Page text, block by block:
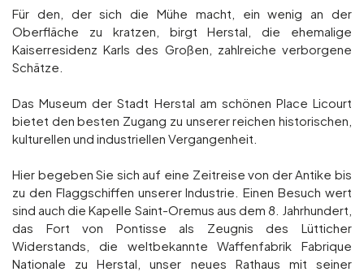
Für den, der sich die Mühe macht, ein wenig an der
Oberfläche zu kratzen, birgt Herstal, die ehemalige
Kaiserresidenz Karls des Großen, zahlreiche verborgene
Schätze.
Das Museum der Stadt Herstal am schönen Place Licourt
bietet den besten Zugang zu unserer reichen historischen,
kulturellen und industriellen Vergangenheit.
Hier begeben Sie sich auf eine Zeitreise von der Antike bis
zu den Flaggschiffen unserer Industrie. Einen Besuch wert
sind auch die Kapelle Saint-Oremus aus dem 8. Jahrhundert,
das Fort von Pontisse als Zeugnis des Lütticher
Widerstands, die weltbekannte Waffenfabrik Fabrique
Nationale zu Herstal, unser neues Rathaus mit seiner